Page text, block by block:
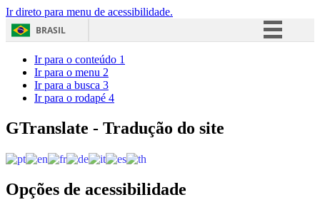
Ir direto para menu de acessibilidade.
BRASIL
Acesso à informação
Ir para o conteúdo 1
Ir para o menu 2
Ir para a busca 3
Ir para o rodapé 4
GTranslate - Tradução do site
Opções de acessibilidade